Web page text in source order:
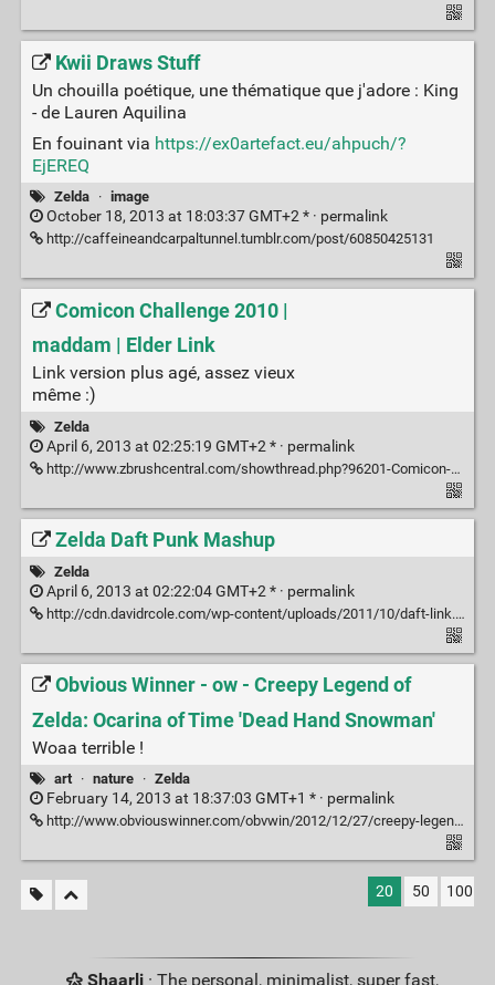
Kwii Draws Stuff
Un chouilla poétique, une thématique que j'adore : King
- de Lauren Aquilina
En fouinant via https://ex0artefact.eu/ahpuch/?
EjEREQ
Zelda · image
October 18, 2013 at 18:03:37 GMT+2 * · permalink
http://caffeineandcarpaltunnel.tumblr.com/post/60850425131
Comicon Challenge 2010 |
maddam | Elder Link
Link version plus agé, assez vieux
même :)
Zelda
April 6, 2013 at 02:25:19 GMT+2 * · permalink
http://www.zbrushcentral.com/showthread.php?96201-Comicon-Challenge-2010-maddam-Elder-Link
Zelda Daft Punk Mashup
Zelda
April 6, 2013 at 02:22:04 GMT+2 * · permalink
http://cdn.davidrcole.com/wp-content/uploads/2011/10/daft-link.jpg
Obvious Winner - ow - Creepy Legend of
Zelda: Ocarina of Time 'Dead Hand Snowman'
Woaa terrible !
art · nature · Zelda
February 14, 2013 at 18:37:03 GMT+1 * · permalink
http://www.obviouswinner.com/obvwin/2012/12/27/creepy-legend-of-zelda-ocarina-of-time-dead-hand-snowman.html
20 50 100
Shaarli · The personal, minimalist, super fast,